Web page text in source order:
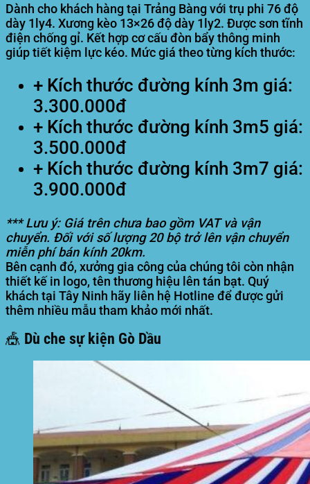
Dành cho khách hàng tại Trảng Bàng với trụ phi 76 độ
dày 1ly4. Xương kèo 13×26 độ dày 1ly2. Được sơn tĩnh
điện chống gỉ. Kết hợp cơ cấu đòn bẩy thông minh
giúp tiết kiệm lực kéo. Mức giá theo từng kích thước:
+ Kích thước đường kính 3m giá:
3.300.000đ
+ Kích thước đường kính 3m5 giá:
3.500.000đ
+ Kích thước đường kính 3m7 giá:
3.900.000đ
*** Lưu ý: Giá trên chưa bao gồm VAT và vận
chuyển. Đối với số lượng 20 bộ trở lên vận chuyển
miễn phí bán kính 20km.
Bên cạnh đó, xưởng gia công của chúng tôi còn nhận
thiết kế in logo, tên thương hiệu lên tán bạt. Quý
khách tại Tây Ninh hãy liên hệ Hotline để được gửi
thêm nhiều mẫu tham khảo mới nhất.
🎪 Dù che sự kiện Gò Dầu